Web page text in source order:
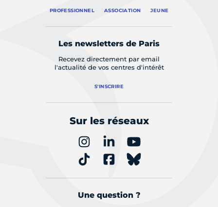
PROFESSIONNEL ASSOCIATION JEUNE
Les newsletters de Paris
Recevez directement par email
l'actualité de vos centres d'intérêt
S'INSCRIRE
Sur les réseaux
Une question ?